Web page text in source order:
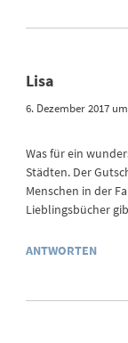
Lisa
6. Dezember 2017
Was für ein
Städten. Der
Menschen in der
Lieblingsbücher
ANTWORTEN